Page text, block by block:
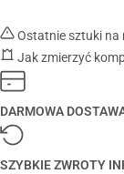
Ostatnie sztuki na
Jak zmierzyć
DARMOWA
SZYBKIE ZWROTY